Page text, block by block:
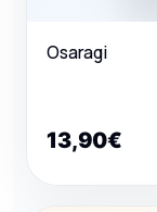
Osaragi
13,90€